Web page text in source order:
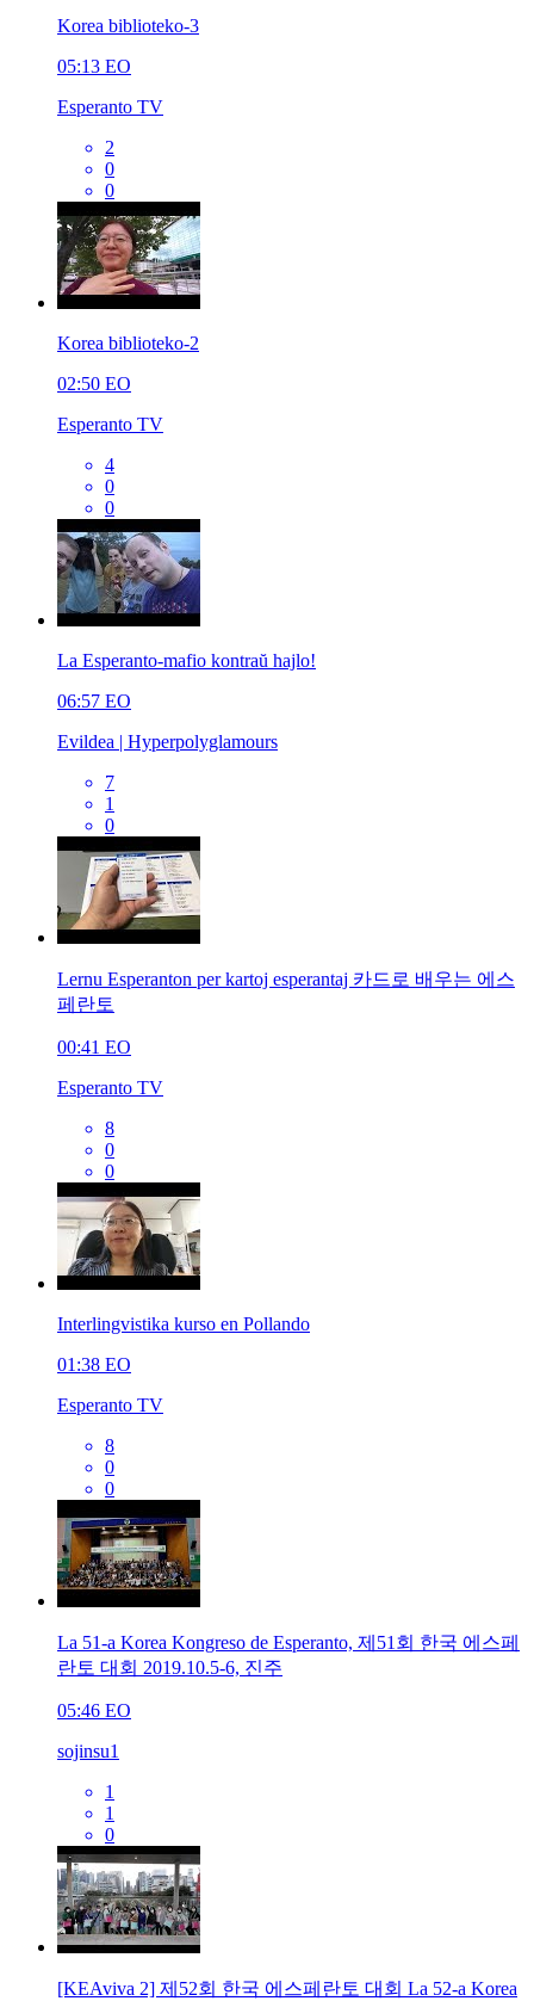
Korea biblioteko-3
05:13 EO
Esperanto TV
2
0
0
Korea biblioteko-2
02:50 EO
Esperanto TV
4
0
0
La Esperanto-mafio kontraŭ hajlo!
06:57 EO
Evildea | Hyperpolyglamours
7
1
0
Lernu Esperanton per kartoj esperantaj 카드로 배우는 에스
페란토
00:41 EO
Esperanto TV
8
0
0
Interlingvistika kurso en Pollando
01:38 EO
Esperanto TV
8
0
0
La 51-a Korea Kongreso de Esperanto, 제51회 한국 에스페
란토 대회 2019.10.5-6, 진주
05:46 EO
sojinsu1
1
1
0
[KEAviva 2] 제52회 한국 에스페란토 대회 La 52-a Korea